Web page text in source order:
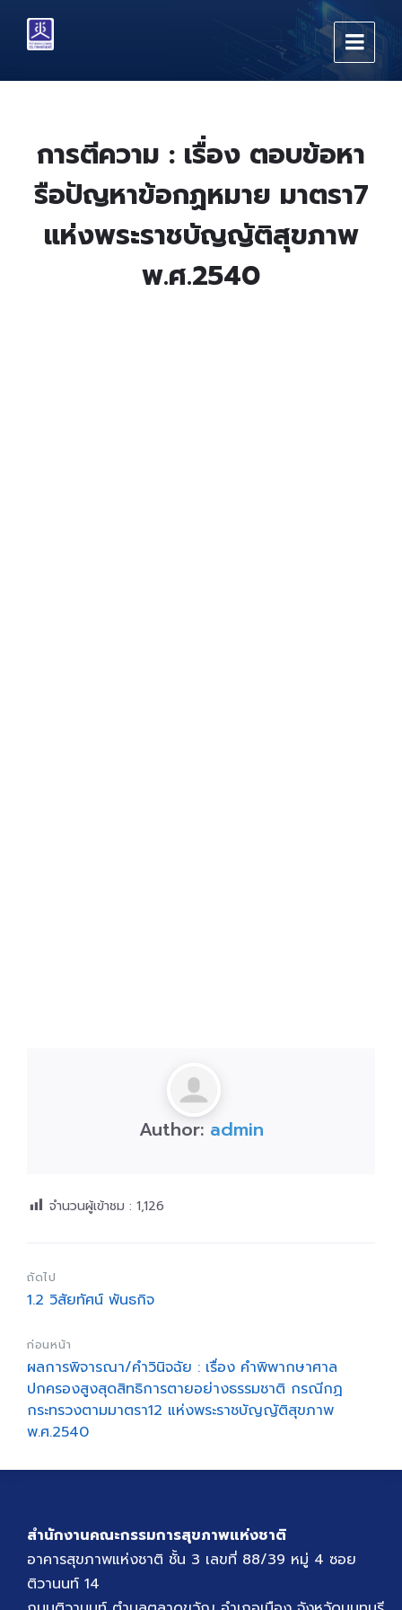
content
main
footer
การตีความ : เรื่อง ตอบข้อหา
รือปัญหาข้อกฏหมาย มาตรา7
แห่งพระราชบัญญัติสุขภาพ
พ.ศ.2540
Author: admin
จำนวนผู้เข้าชม : 1,126
ถัดไป
1.2 วิสัยทัศน์ พันธกิจ
ก่อนหน้า
ผลการพิจารณา/คำวินิจฉัย : เรื่อง คำพิพากษาศาล
ปกครองสูงสุดสิทธิการตายอย่างธรรมชาติ กรณีกฏ
กระทรวงตามมาตรา12 แห่งพระราชบัญญัติสุขภาพ
พ.ศ.2540
สำนักงานคณะกรรมการสุขภาพแห่งชาติ
อาคารสุขภาพแห่งชาติ ชั้น 3 เลขที่ 88/39 หมู่ 4 ซอย
ติวานนท์ 14